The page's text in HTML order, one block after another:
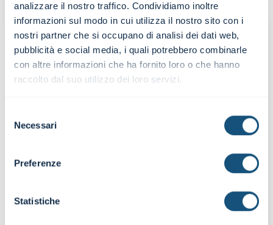
analizzare il nostro traffico. Condividiamo inoltre
informazioni sul modo in cui utilizza il nostro sito con i
nostri partner che si occupano di analisi dei dati web,
pubblicità e social media, i quali potrebbero combinarle
con altre informazioni che ha fornito loro o che hanno
raccolto dal suo utilizzo dei loro servizi.
delNecessari
Preferenze
Statistiche
Un corso
con mano
molte volte
vista
Il Master è più
gestione, classe
eterogenea,
argomenti vasti
poche lezioni
molto teoriche